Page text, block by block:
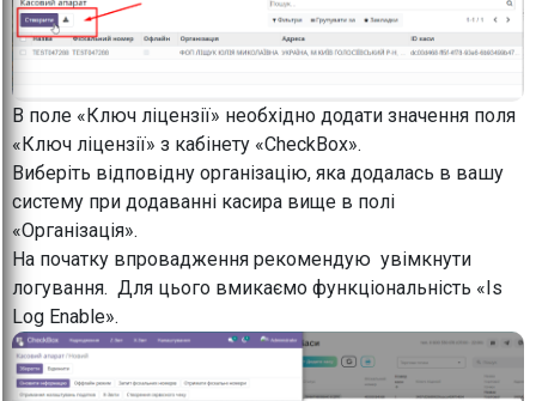
В поле «Ключ ліцензії» необхідно додати значення поля
«Ключ ліцензії» з кабінету «CheckBox».
Виберіть відповідну організацію, яка додалась в вашу
систему при додаванні касира вище в полі
«Організація».
На початку впровадження рекомендую увімкнути
логування. Для цього вмикаємо функціональність «Is
Log Enable».